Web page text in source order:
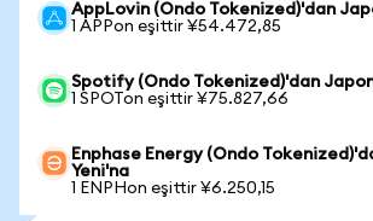
AppLovin (Ondo Tokenized)'dan
1 APPon eşittir ¥54.472,85
Spotify (Ondo Tokenized)'dan
1 SPOTon eşittir ¥75.827,66
Enphase Energy (Ondo
Yeni'na
1 ENPHon eşittir ¥6.250,15